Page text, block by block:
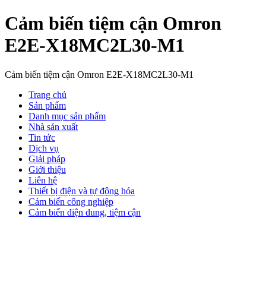
Cảm biến tiệm cận Omron
E2E-X18MC2L30-M1
Cảm biến tiệm cận Omron E2E-X18MC2L30-M1
Trang chủ
Sản phẩm
Danh mục sản phẩm
Nhà sản xuất
Tin tức
Dịch vụ
Giải pháp
Giới thiệu
Liên hệ
Thiết bị điện và tự động hóa
Cảm biến công nghiệp
Cảm biến điện dung, tiệm cận